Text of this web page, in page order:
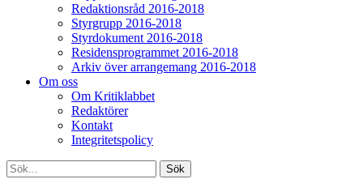
Redaktionsråd 2016-2018
Styrgrupp 2016-2018
Styrdokument 2016-2018
Residensprogrammet 2016-2018
Arkiv över arrangemang 2016-2018
Om oss
Om Kritiklabbet
Redaktörer
Kontakt
Integritetspolicy